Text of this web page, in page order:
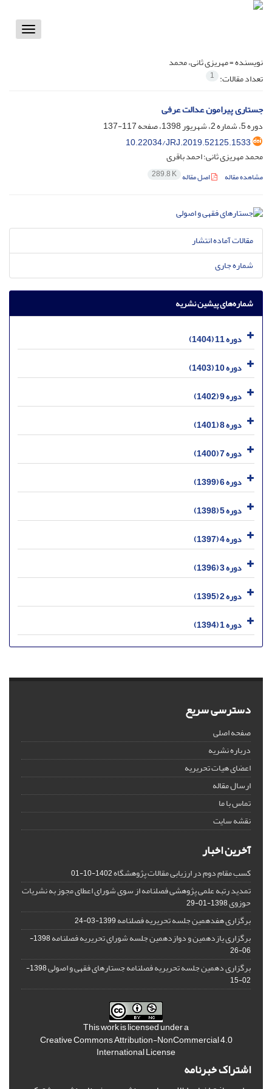
Toggle
نویسنده =مهریزی ثانی، محمد
تعداد مقالات: 1
جستاری پیرامون عدالت عرفی
دوره 5، شماره 2، شهریور 1398، صفحه
117-137
10.22034/JRJ.2019.52125.1533
محمد مهریزی ثانی؛ احمد باقری
مشاهده مقاله اصل مقاله 289.8 K
مقالات آماده انتشار
شماره جاری
شماره‌های پیشین نشریه
دوره 11 (1404)
دوره 10 (1403)
دوره 9 (1402)
دوره 8 (1401)
دوره 7 (1400)
دوره 6 (1399)
دوره 5 (1398)
دوره 4 (1397)
دوره 3 (1396)
دوره 2 (1395)
دوره 1 (1394)
دسترسی سریع
صفحه اصلی
درباره نشریه
اعضای هیات تحریریه
ارسال مقاله
تماس با ما
نقشه سایت
آخرین اخبار
کسب مقام دوم در ارزیابی مقالات پژوهشگاه1402-10-01
تمدید رتبه علمی پژوهشی فصلنامه از سوی شورای اعطای مجوز به نشریات
حوزوی1398-01-29
برگزاری هفدهمین جلسه تحریریه فصلنامه1399-03-24
برگزاری یازدهمین و دوازدهمین جلسه شورای تحریریه فصلنامه
1398-
06-26
برگزاری دهمین جلسه تحریریه فصلنامه جستارهای فقهی و اصولی
1398-
02-15
This work is licensed under a
Creative Commons Attribution-NonCommercial 4.0
International License
اشتراک خبرنامه